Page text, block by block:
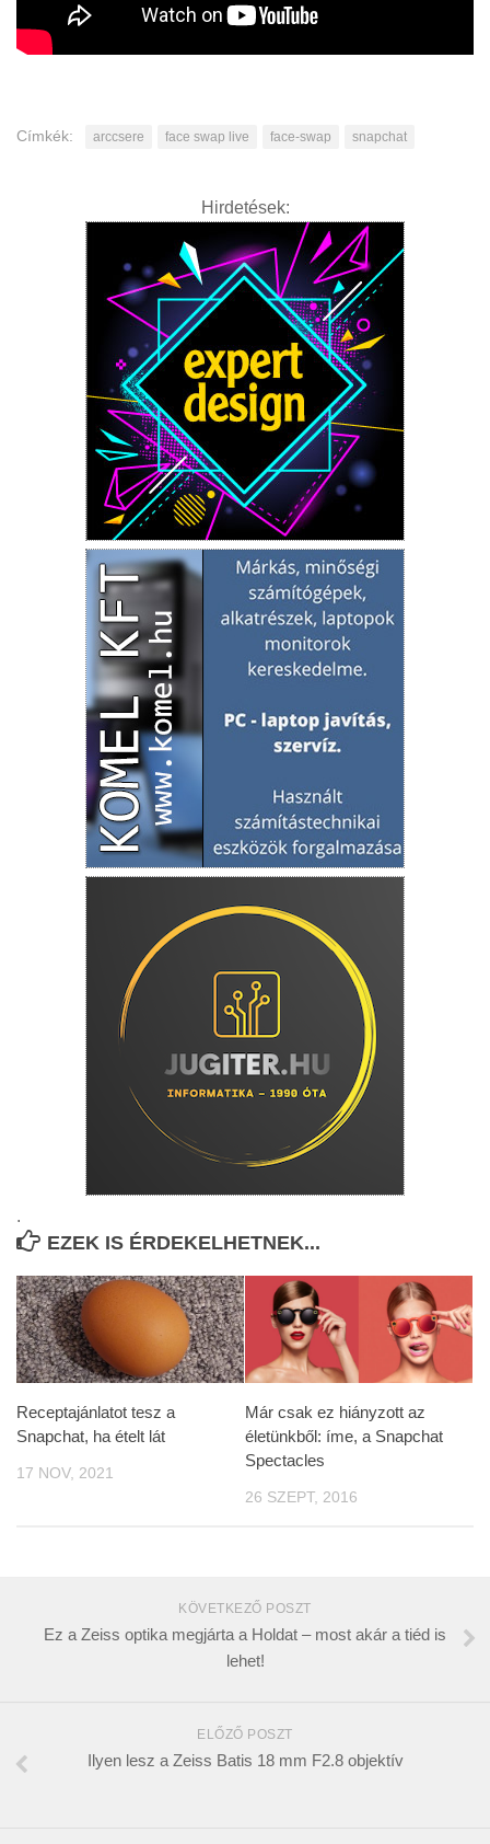
Címkék: arccsere face swap live face-swap snapchat
Hirdetések:
.
EZEK IS ÉRDEKELHETNEK...
Receptajánlatot tesz a
Snapchat, ha ételt lát
17 NOV, 2021
Már csak ez hiányzott az
életünkből: íme, a Snapchat
Spectacles
26 SZEPT, 2016
KÖVETKEZŐ POSZT
Ez a Zeiss optika megjárta a Holdat – most akár a tiéd is
lehet!
ELŐZŐ POSZT
Ilyen lesz a Zeiss Batis 18 mm F2.8 objektív